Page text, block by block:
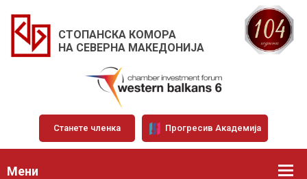
СТОПАНСКА КОМОРА
НА СЕВЕРНА МАКЕДОНИЈА
Станете членка Прогресив Академија
Мени